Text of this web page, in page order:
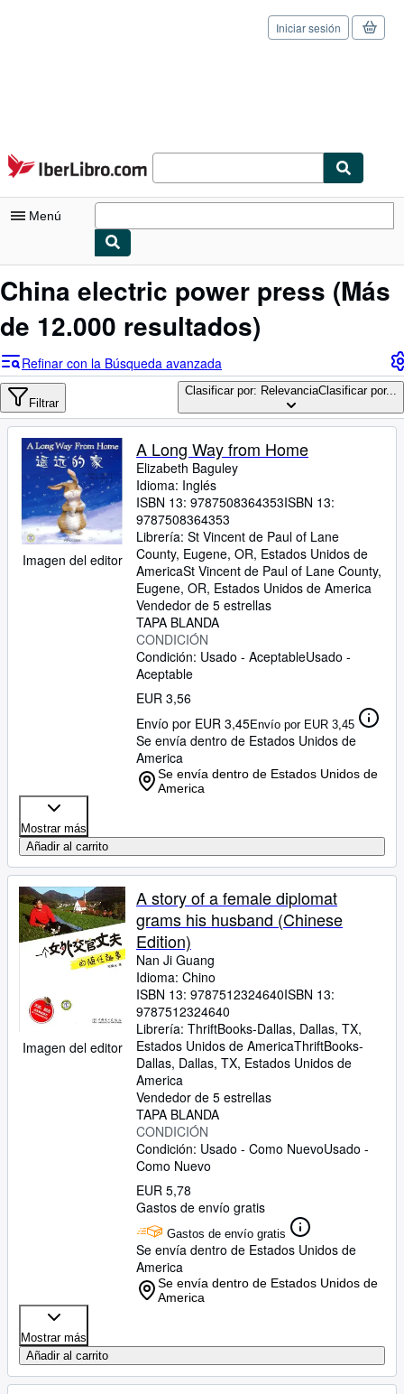
Pasar al contenido principal
IberLibro.com
Iniciar sesión
Menú
Mi cuenta
Búsqueda avanzada
Colecciones
Libros antiguos
Arte y coleccionismo
Vendedores
Comenzar a vender
Ayuda
CERRAR
China electric power press (Más
de 12.000 resultados)
Refinar con la Búsqueda avanzada
Filtrar
Clasificar por: RelevanciaClasificar por...
Imagen del editor
A Long Way from Home
Elizabeth Baguley
Idioma: Inglés
ISBN 13: 9787508364353ISBN 13:
9787508364353
Librería: St Vincent de Paul of Lane
County, Eugene, OR, Estados Unidos de
AmericaSt Vincent de Paul of Lane County,
Eugene, OR, Estados Unidos de America
Vendedor de 5 estrellas
TAPA BLANDA
CONDICIÓN
Condición: Usado - AceptableUsado -
Aceptable
EUR 3,56
Envío por EUR 3,45Envío por EUR 3,45
Se envía dentro de Estados Unidos de
America
Se envía dentro de Estados Unidos de
America
Mostrar más
Añadir al carrito
Imagen del editor
A story of a female diplomat
grams his husband (Chinese
Edition)
Nan Ji Guang
Idioma: Chino
ISBN 13: 9787512324640ISBN 13:
9787512324640
Librería: ThriftBooks-Dallas, Dallas, TX,
Estados Unidos de AmericaThriftBooks-
Dallas, Dallas, TX, Estados Unidos de
America
Vendedor de 5 estrellas
TAPA BLANDA
CONDICIÓN
Condición: Usado - Como NuevoUsado -
Como Nuevo
EUR 5,78
Gastos de envío gratis
Gastos de envío gratis
Se envía dentro de Estados Unidos de
America
Se envía dentro de Estados Unidos de
America
Mostrar más
Añadir al carrito